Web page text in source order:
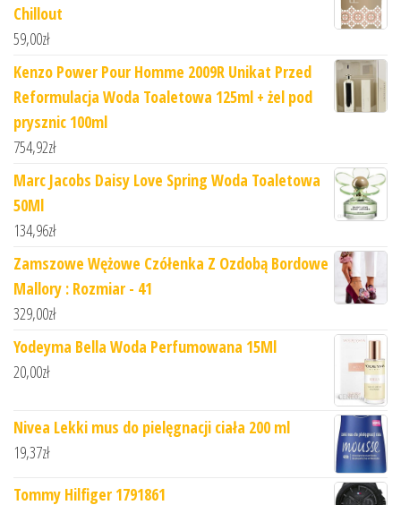
Chillout
59,00zł
Kenzo Power Pour Homme 2009R Unikat Przed
Reformulacja Woda Toaletowa 125ml + żel pod
prysznic 100ml
754,92zł
Marc Jacobs Daisy Love Spring Woda Toaletowa
50Ml
134,96zł
Zamszowe Wężowe Czółenka Z Ozdobą Bordowe
Mallory : Rozmiar - 41
329,00zł
Yodeyma Bella Woda Perfumowana 15Ml
20,00zł
Nivea Lekki mus do pielęgnacji ciała 200 ml
19,37zł
Tommy Hilfiger 1791861